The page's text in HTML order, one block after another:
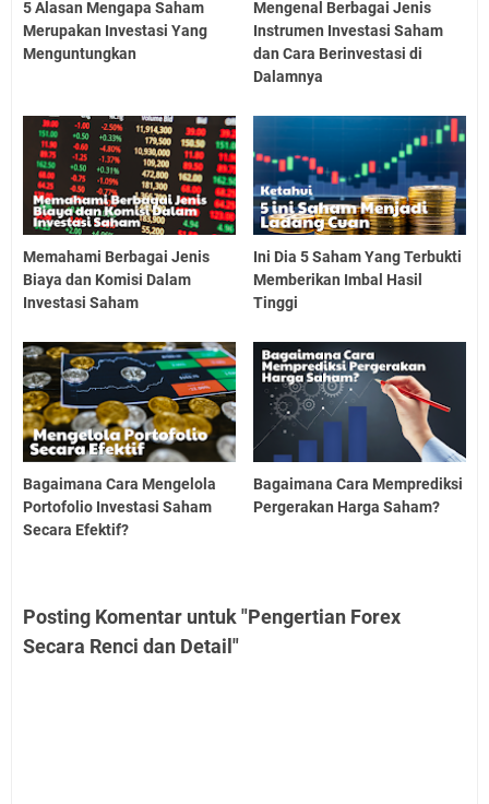
5 Alasan Mengapa Saham
Merupakan Investasi Yang
Menguntungkan
Mengenal Berbagai Jenis
Instrumen Investasi Saham
dan Cara Berinvestasi di
Dalamnya
Memahami Berbagai Jenis
Biaya dan Komisi Dalam
Investasi Saham
Ini Dia 5 Saham Yang Terbukti
Memberikan Imbal Hasil
Tinggi
Bagaimana Cara Mengelola
Portofolio Investasi Saham
Secara Efektif?
Bagaimana Cara Memprediksi
Pergerakan Harga Saham?
Posting Komentar untuk "Pengertian Forex
Secara Renci dan Detail"